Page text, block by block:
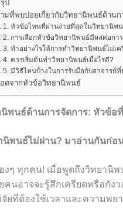
ป
มที่พบบ่อยเกี่ยวกับวิทยานิพนธ์ด้านก
1. หัวข้อไหนที่ผ่านง่ายที่สุดในวิทยานิพ
2. การเลือกหัวข้อวิทยานิพนธ์มีผลต่อกา
3. ทำอย่างไรให้การทำวิทยานิพนธ์ไม่เค
4. ควรเริ่มต้นทำวิทยานิพนธ์เมื่อไรดี?
5. มีวิธีไหนบ้างในการรับมือกับอาจารย์ที่
ดจากหัวข้อวิทยานิพนธ์
นิพนธ์ด้านการจัดการ: หัวข้อ
นิพนธ์ไม่ผ่าน? มาอ่านกันก่อ
งๆ ทุกคน! เมื่อพูดถึงวิทยานิพ
คนอาจจะรู้สึกเครียดหรือกัง
ยที่ต้องใช้เวลาและความพย